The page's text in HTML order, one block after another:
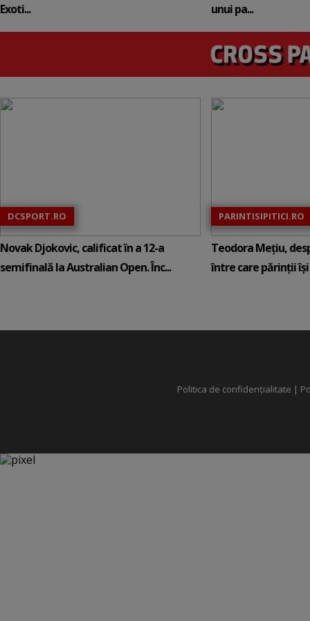
Exoti...
unui pa...
DCSPORT.RO
Novak Djokovic, calificat în a 12-a
semifinală la Australian Open. Înc...
PARINTISIPITICI.RO
Teodora Mețiu,
între care părinții își
Politica de confidențialitate |